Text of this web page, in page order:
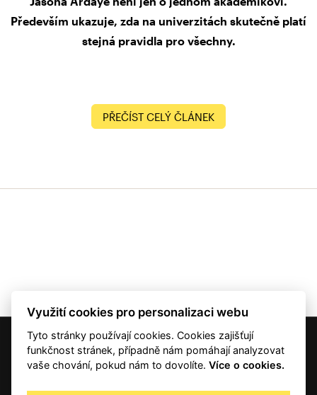
Především ukazuje, zda na univerzitách skutečně platí
stejná pravidla pro všechny.
PŘEČÍST CELÝ ČLÁNEK
© 2001 — 2026 Copyright CMI News a dodavatelé obsahu. |
Autorská práva
Využití cookies pro personalizaci webu
Tyto stránky používají cookies. Cookies zajišťují
funkčnost stránek, případně nám pomáhají analyzovat
vaše chování, pokud nám to dovolíte.Více o cookies.